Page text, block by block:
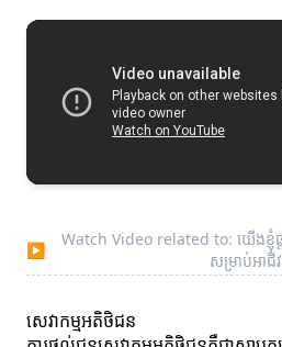
▶
Watch Video related to: យើងខ្ញុំ
សម្រាប់អាជីវ
សេវាកម្មអតិថិជន